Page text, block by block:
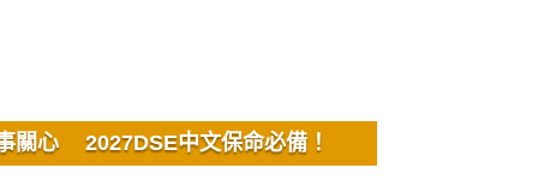
關心 2027DSE中文保命必備！